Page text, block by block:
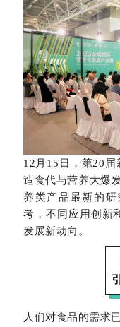
12月15日，第20届
造食代与营养大爆
养类产品最新的
考，不同应用创新
发展新动向。
人们对食品的需求